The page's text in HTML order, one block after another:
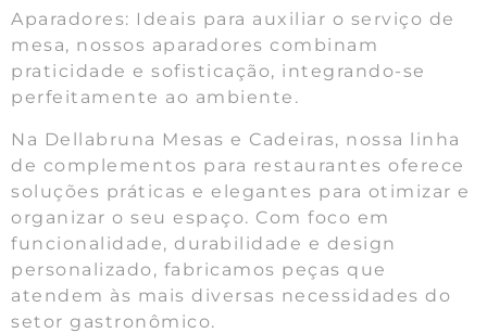
Aparadores: Ideais para auxiliar o serviço de
mesa, nossos aparadores combinam
praticidade e sofisticação, integrando-se
perfeitamente ao ambiente.
Na Dellabruna Mesas e Cadeiras, nossa linha
de complementos para restaurantes oferece
soluções práticas e elegantes para otimizar e
organizar o seu espaço. Com foco em
funcionalidade, durabilidade e design
personalizado, fabricamos peças que
atendem às mais diversas necessidades do
setor gastronômico.